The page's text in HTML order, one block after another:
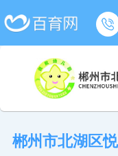
郴州市北湖区